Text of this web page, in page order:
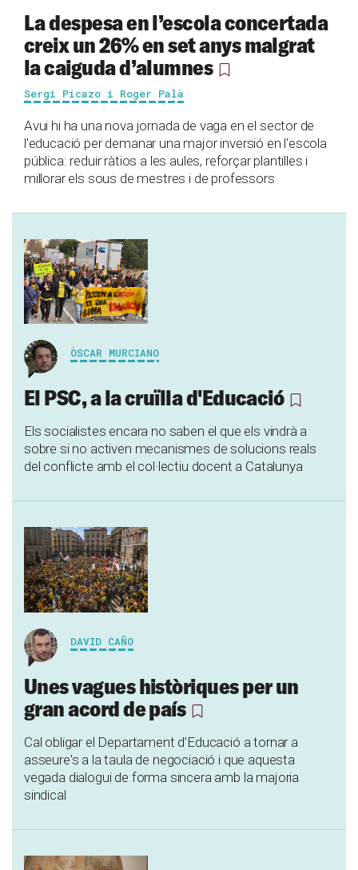
La despesa en l’escola concertada
creix un 26% en set anys malgrat
la caiguda d’alumnes
Sergi Picazo i Roger Palà
Avui hi ha una nova jornada de vaga en el sector de
l'educació per demanar una major inversió en l'escola
pública: reduir ràtios a les aules, reforçar plantilles i
millorar els sous de mestres i de professors
ÒSCAR MURCIANO
El PSC, a la cruïlla d'Educació
Els socialistes encara no saben el que els vindrà a
sobre si no activen mecanismes de solucions reals
del conflicte amb el col·lectiu docent a Catalunya
DAVID CAÑO
Unes vagues històriques per un
gran acord de país
Cal obligar el Departament d’Educació a tornar a
asseure's a la taula de negociació i que aquesta
vegada dialogui de forma sincera amb la majoria
sindical